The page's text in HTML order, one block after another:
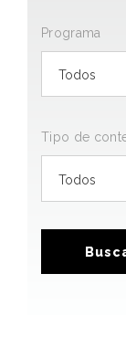
Programa
Tipo de